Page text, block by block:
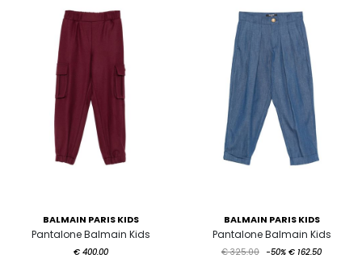
BALMAIN PARIS KIDS
Pantalone Balmain Kids
€ 400.00
BALMAIN PARIS KIDS
Pantalone Balmain Kids
€ 325.00 -50% € 162.50